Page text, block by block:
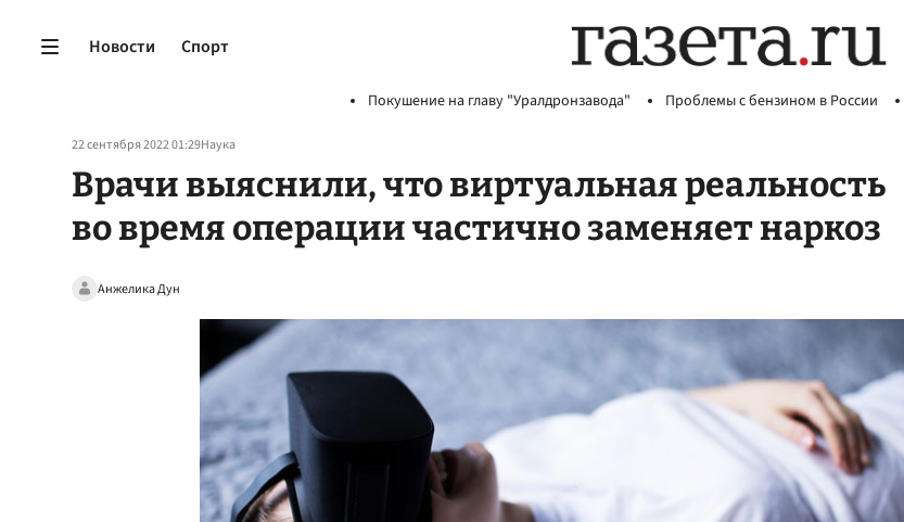
Новости Спорт
Покушение на главу "Уралдронзавода" Проблемы с бензином в России
22 сентября 2022 01:29Наука
Врачи выяснили, что виртуальная реальность
во время операции частично заменяет наркоз
Анжелика Дун